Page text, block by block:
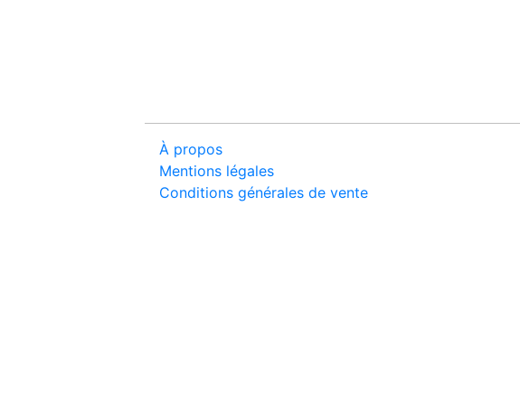
À propos
Mentions légales
Conditions générales de vente